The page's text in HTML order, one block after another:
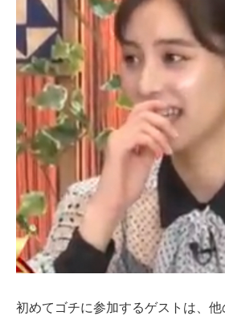
初めてゴチに参加するゲストは、